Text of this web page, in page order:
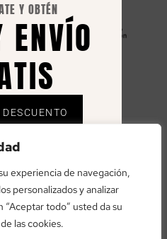
experiencia de navegación,
personalizados y analizar
todo” usted da su
las cookies.
– NextGenerationEU»
– NextGenerationEU. Sin
y las opiniones expresadas son
y no reflejan necesariamente
Comisión Europea. Ni la Unión
pueden ser consideradas
Y OBTÉN
correo registrado.